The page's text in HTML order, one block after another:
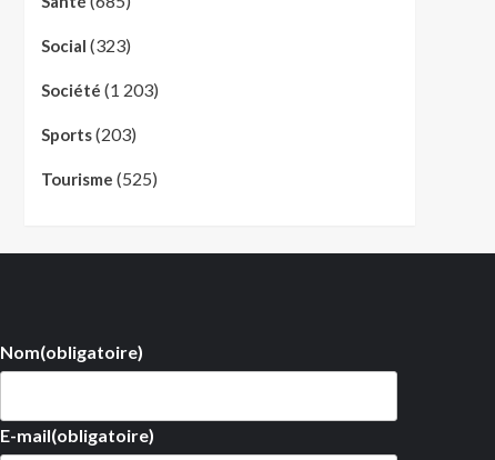
Social (323)
Société (1 203)
Sports(203)
Tourisme (525)
Nom(obligatoire)
E-mail(obligatoire)